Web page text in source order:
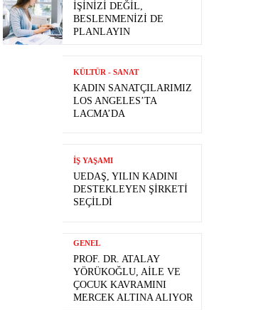
İŞINIZI DEĞIL,
BESLENMENIZI DE
PLANLAYIN
KÜLTÜR - SANAT
KADIN SANATÇILARIMIZ
LOS ANGELES’TA
LACMA’DA
İŞ YAŞAMI
UEDAŞ, YILIN KADINI
DESTEKLEYEN ŞIRKETI
SEÇILDI
GENEL
PROF. DR. ATALAY
YÖRÜKOĞLU, AILE VE
ÇOCUK KAVRAMINI
MERCEK ALTINA ALIYOR